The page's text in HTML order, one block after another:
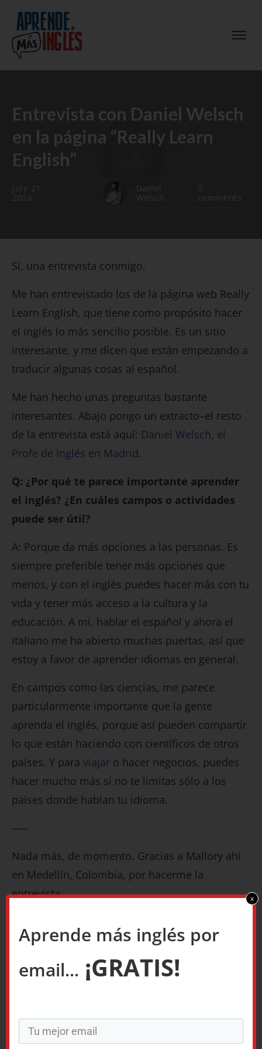
Entrevista con Daniel Welsch
en la página “Really Learn
English”
July 21,
2026
Daniel
Welsch
0
comments
Sí, una entrevista conmigo.
Me han entrevistado los de la página web Really
Learn English, que tiene como propósito hacer
el inglés lo más sencillo posible. Es un sitio
interesante, y me dicen que están empezando a
traducir algunas cosas al español.
Me han hecho unas preguntas bastante
interesantes. Abajo pongo un extracto–el resto
de la entrevista está aquí: Daniel Welsch, el
Profe de Inglés en Madrid.
Q: ¿Por qué te parece importante aprender
el inglés? ¿En cuáles campos o actividades
puede ser útil?
A: Porque da más opciones a las personas. Es
siempre preferible tener más opciones que
menos, y con el inglés puedes hacer más con tu
vida y tener más acceso a la cultura y la
educación. A mí, hablar el español y ahora el
italiano me ha abierto muchas puertas, así que
estoy a favor de aprender idiomas en general.
En campos como las ciencias, me parece
particularmente importante que la gente
aprenda el inglés, porque así pueden compartir
lo que están haciendo con científicos de otros
países. Y para viajar o hacer negocios, puedes
hacer mucho más si no te limitas sólo a los
países donde hablan tu idioma.
—–
Nada más, de momento. Gracias a Mallory ahí
en Medellín, Colombia, por hacerme la
entrevista.
Daniel.
P.D. ¿Has escuchado mi podcast? Es el mejor
aprender inglés, ye estáen Spotifyy también
Apple Podcasts… O búscalo por dónde quieras,
Aprende más inglés por
email... ¡GRATIS!
x